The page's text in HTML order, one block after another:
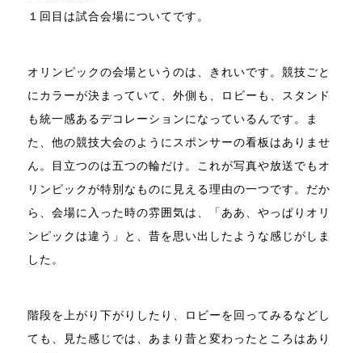
１回目は試合会場についてです。
オリンピックの会場というのは、きれいです。競技ごと
にカラーが決まっていて、外側も、ロビーも、スタンド
も統一感あるデコレーションになっているんです。ま
た、他の競技大会のようにスポンサーの看板はありませ
ん。目立つのは五つの輪だけ。これが写真や放送でもオ
リンピックが特別なものに見える理由の一つです。だか
ら、会場に入った時の雰囲気は、「ああ、やっぱりオリ
ンピックは違う」と、昔を思い出したような感じがしま
した。
階段を上がり下がりしたり、ロビーを回ってみるなどし
ても、見た感じでは、あまり昔と変わったところはあり